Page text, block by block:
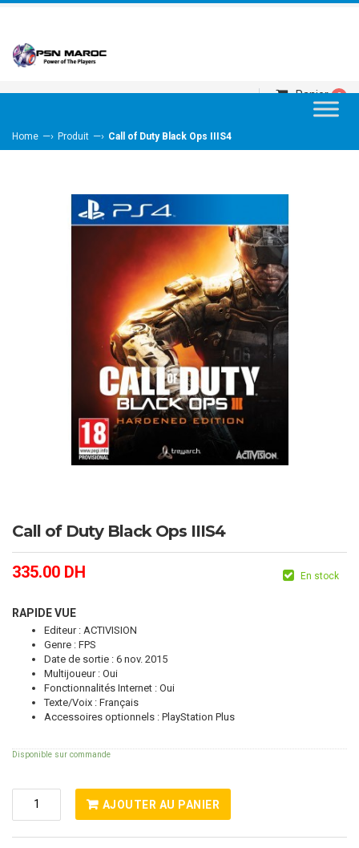
Panier 0
Home —› Produit —› Call of Duty Black Ops IIIS4
Call of Duty Black Ops IIIS4
335.00 DH En stock
RAPIDE VUE
Editeur : ACTIVISION
Genre : FPS
Date de sortie : 6 nov. 2015
Multijoueur : Oui
Fonctionnalités Internet : Oui
Texte/Voix : Français
Accessoires optionnels : PlayStation Plus
Disponible sur commande
Quantité
De
Call
AJOUTER AU PANIER